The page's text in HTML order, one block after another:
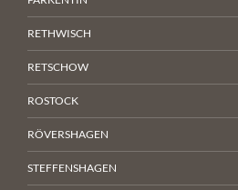
RETHWISCH
RETSCHOW
ROSTOCK
RÖVERSHAGEN
STEFFENSHAGEN